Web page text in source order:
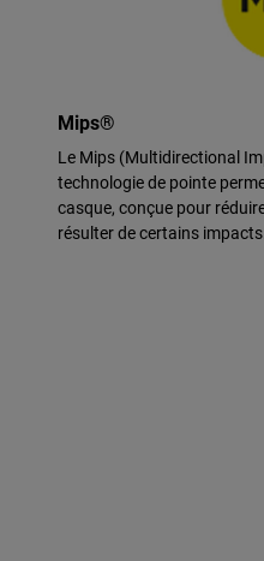
Mips®
Le Mips (Multidirectional
technologie de pointe
casque, conçue pour
résulter de certains impacts.